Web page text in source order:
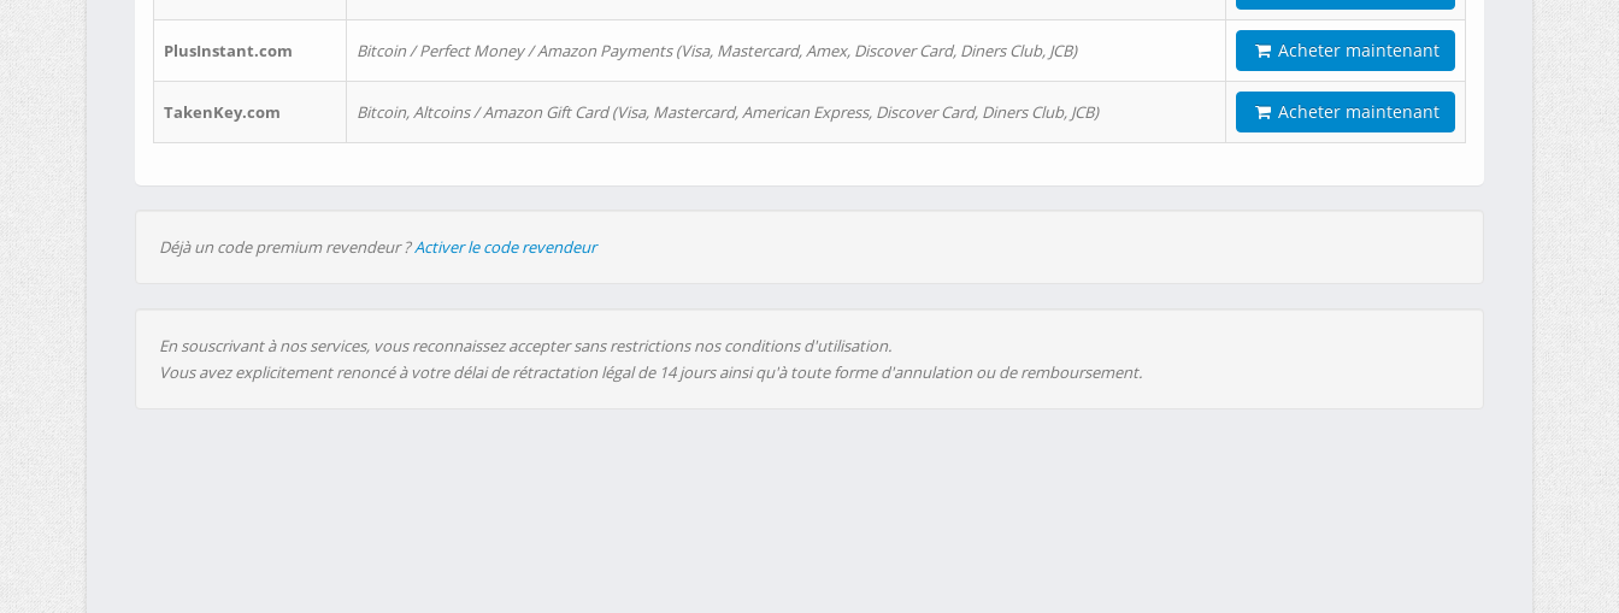
PlusInstant.com Bitcoin / Perfect Money / Amazon Payments (Visa, Mastercard, Amex, Discover Card, Diners Club, JCB) Acheter maintenant
TakenKey.com Bitcoin, Altcoins / Amazon Gift Card (Visa, Mastercard, American Express, Discover Card, Diners Club, JCB) Acheter maintenant
Déjà un code premium revendeur ?Activer le code revendeur
En souscrivant à nos services, vous reconnaissez accepter sans restrictions nos conditions d'utilisation.
Vous avez explicitement renoncé à votre délai de rétractation légal de 14 jours ainsi qu'à toute forme d'annulation ou de remboursement.